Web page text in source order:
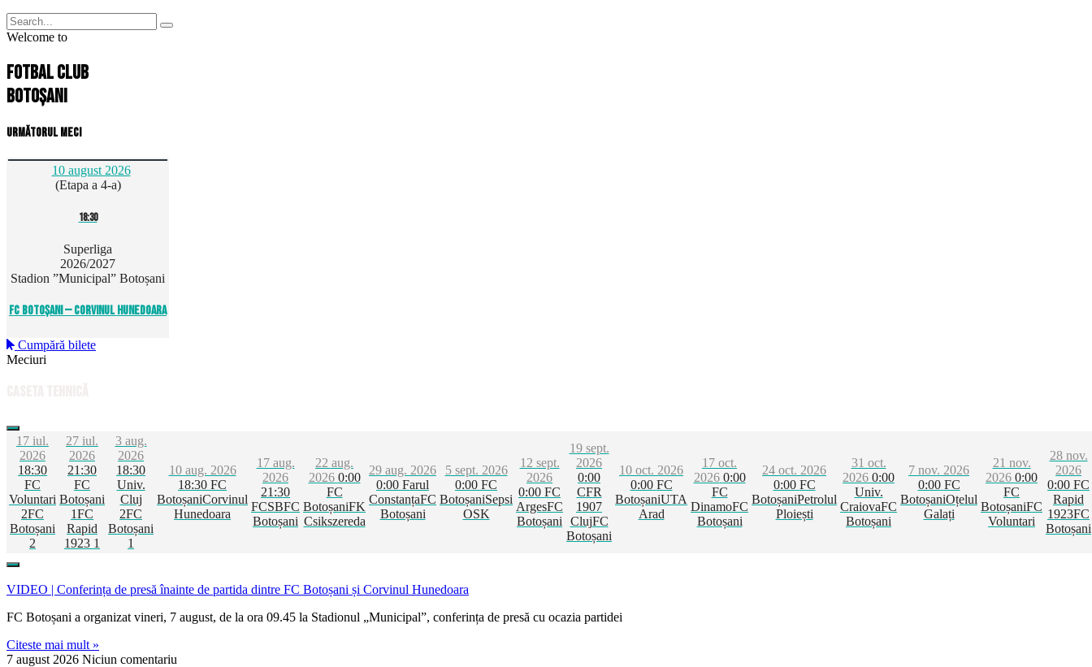
Welcome to
Fotbal Club
Botoșani
Următorul meci
10 august 2026
(Etapa a 4-a)
18:30
Superliga
2026/2027
Stadion ”Municipal” Botoșani
FC Botoșani — Corvinul Hunedoara
Cumpără bilete
Meciuri
17 iul.
2026
18:30
FC
Voluntari
2FC
Botoșani
2
27 iul.
2026
21:30
FC
Botoșani
1FC
Rapid
1923 1
3 aug.
2026
18:30
Univ.
Cluj
2FC
Botoșani
1
10 aug. 2026
18:30 FC
BotoșaniCorvinul
Hunedoara
17 aug.
2026
21:30
FCSBFC
Botoșani
22 aug.
2026 0:00
FC
BotoșaniFK
Csikszereda
29 aug. 2026
0:00 Farul
ConstanțaFC
Botoșani
5 sept. 2026
0:00 FC
BotoșaniSepsi
OSK
12 sept.
2026
0:00 FC
ArgesFC
Botoșani
19 sept.
2026
0:00
CFR
1907
ClujFC
Botoșani
10 oct. 2026
0:00 FC
BotoșaniUTA
Arad
17 oct.
2026 0:00
FC
DinamoFC
Botoșani
24 oct. 2026
0:00 FC
BotoșaniPetrolul
Ploiești
31 oct.
2026 0:00
Univ.
CraiovaFC
Botoșani
7 nov. 2026
0:00 FC
BotoșaniOțelul
Galați
21 nov.
2026 0:00
FC
BotoșaniFC
Voluntari
28 nov.
2026
0:00 FC
Rapid
1923FC
Botoșani
VIDEO | Conferința de presă înainte de partida dintre FC Botoșani și Corvinul Hunedoara
FC Botoșani a organizat vineri, 7 august, de la ora 09.45 la Stadionul „Municipal”, conferința de presă cu ocazia partidei
Citeste mai mult »
7 august 2026 Niciun comentariu